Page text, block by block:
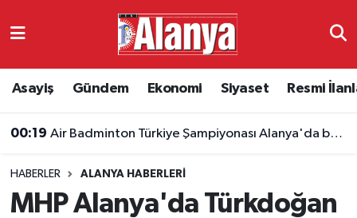
Asayiş Gündem Ekonomi Siyaset Resmi
00:19 Air Badminton Türkiye Şampiyonası Alanya'da başladı
HABERLER ALANYA HABERLERI
MHP Alanya'da Türkdoğan
Ekonomi
Antalya Namaz Vakitleri